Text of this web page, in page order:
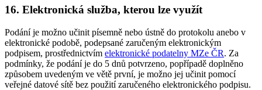
16. Elektronická služba, kterou lze využít
Podání je možno učinit písemně nebo ústně do protokolu anebo v
elektronické podobě, podepsané zaručeným elektronickým
podpisem, prostřednictvím elektronické podatelny MZe ČR. Za
podmínky, že podání je do 5 dnů potvrzeno, popřípadě doplněno
způsobem uvedeným ve větě první, je možno jej učinit pomocí
veřejné datové sítě bez použití zaručeného elektronického podpisu.